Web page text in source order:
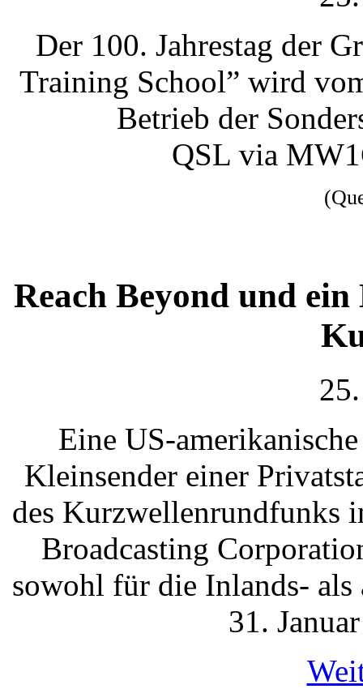
Der 100. Jahrestag der
Training School” wird
Betrieb der
QSL via
Reach Beyond und
Eine US-
Kleinsender einer
des Kurzwellenrundfunks
Broadcasting
sowohl für die Inlands- als
31.